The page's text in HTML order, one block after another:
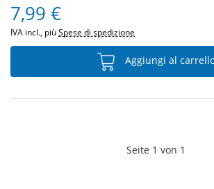
7,99 €
IVA incl., piùSpese di spedizione
Aggiungi al
Seite 1 von 1